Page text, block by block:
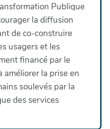
Publique
la diffusion
de co-construire
usagers et les
financé par le
améliorer la prise en
soulevés par la
des services